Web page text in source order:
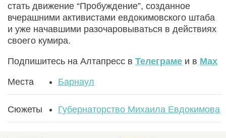
стать движение “Пробуждение”, созданное
вчерашними активистами евдокимовского штаба
и уже начавшими разочаровываться в действиях
своего кумира.
Подпишитесь на Алтапресс в Телеграме и в Max
Места Барнаул
Сюжеты Губернаторство Михаила Евдокимова